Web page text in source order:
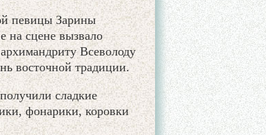
певицы Зарины
на сцене вызвало
Всеволоду
восточной традиции.
сладкие
фонарики, коровки